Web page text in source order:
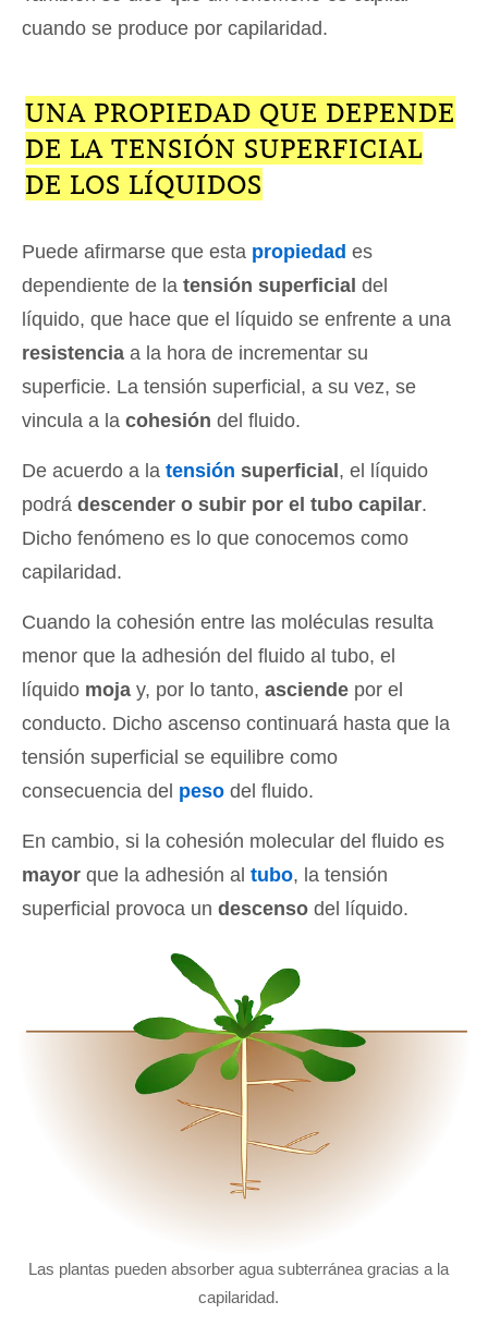
cuando se produce por capilaridad.
UNA PROPIEDAD QUE DEPENDE
DE LA TENSIÓN SUPERFICIAL
DE LOS LÍQUIDOS
Puede afirmarse que esta propiedad es
dependiente de la tensión superficial del
líquido, que hace que el líquido se enfrente a una
resistencia a la hora de incrementar su
superficie. La tensión superficial, a su vez, se
vincula a la cohesión del fluido.
De acuerdo a la tensión superficial , el líquido
podrá descender o subir por el tubo capilar.
Dicho fenómeno es lo que conocemos como
capilaridad.
Cuando la cohesión entre las moléculas resulta
menor que la adhesión del fluido al tubo, el
líquido moja y, por lo tanto, asciende por el
conducto. Dicho ascenso continuará hasta que la
tensión superficial se equilibre como
consecuencia del peso del fluido.
En cambio, si la cohesión molecular del fluido es
mayor que la adhesión al tubo, la tensión
superficial provoca un descenso del líquido.
Las plantas pueden absorber agua subterránea gracias a la
capilaridad.